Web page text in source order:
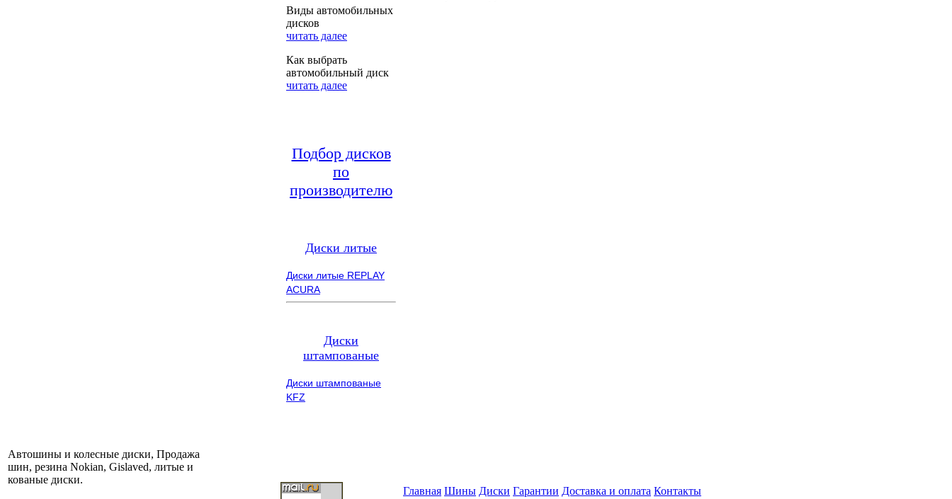
Виды автомобильных
дисков
читать далее
Как выбрать
автомобильный диск
читать далее
Подбор дисков
по
производителю
Диски литые
Диски литые REPLAY
ACURA
Диски
штампованые
Диски штампованые
KFZ
Автошины и колесные диски, Продажа
шин, резина Nokian, Gislaved, литые и
кованые диски.
Главная Шины Диски Гарантии Доставка и оплата Контакты